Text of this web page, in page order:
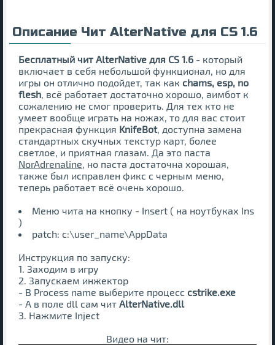
Описание Чит AlterNative для CS 1.6
Бесплатный чит AlterNative для CS 1.6 - который
включает в себя небольшой функционал, но для
игры он отлично подойдет, так как chams, esp, no
flesh, всё работает достаточно хорошо, аимбот к
сожалению не смог проверить. Для тех кто не
умеет вообще играть на ножах, то для вас стоит
прекрасная функция KnifeBot, доступна замена
стандартных скучных текстур карт, более
светлое, и приятная глазам. Да это паста
NorAdrenaline, но паста достаточна хорошая,
также был исправлен фикс с черным меню,
теперь работает всё очень хорошо.
Меню чита на кнопку - Insert ( на ноутбуках Ins
)
patch: c:\user_name\AppData
Инструкция по запуску:
1. Заходим в игру
2. Запускаем инжектор
- В Process name выберите процесс cstrike.exe
- А в поле dll сам чит AlterNative.dll
3. Нажмите Inject
Видео на чит: